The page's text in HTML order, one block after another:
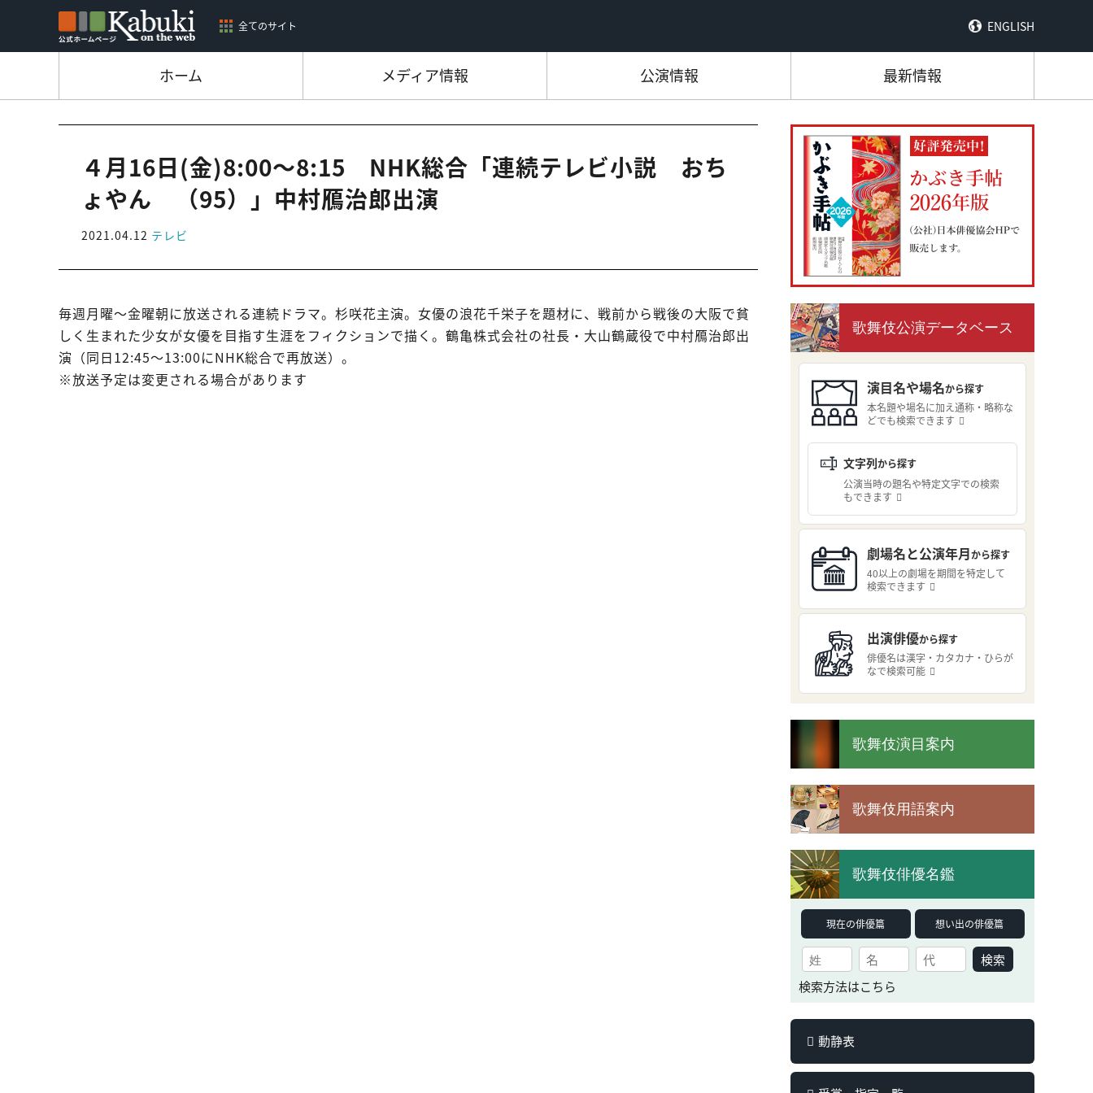
全てのサイト ENGLISH
ホーム メディア情報 公演情報 最新情報
４月16日(金)8:00～8:15 NHK総合「連続テレビ小説 おち
ょやん （95）」中村鴈治郎出演
2021.04.12 テレビ
毎週月曜～金曜朝に放送される連続ドラマ。杉咲花主演。女優の浪花千栄子を題材に、戦前から戦後の大阪で貧
しく生まれた少女が女優を目指す生涯をフィクションで描く。鶴亀株式会社の社長・大山鶴蔵役で中村鴈治郎出
演（同日12:45～13:00にNHK総合で再放送）。
※放送予定は変更される場合があります
歌舞伎公演データベース
演目名や場名から探す
本名題や場名に加え通称・略称な
どでも検索できます
文字列から探す
公演当時の題名や特定文字での検索
もできます
劇場名と公演年月から探す
40以上の劇場を期間を特定して
検索できます
出演俳優から探す
俳優名は漢字・カタカナ・ひらが
なで検索可能
歌舞伎演目案内
歌舞伎用語案内
歌舞伎俳優名鑑
現在の俳優篇 想い出の俳優篇
検索
検索方法はこちら
動静表